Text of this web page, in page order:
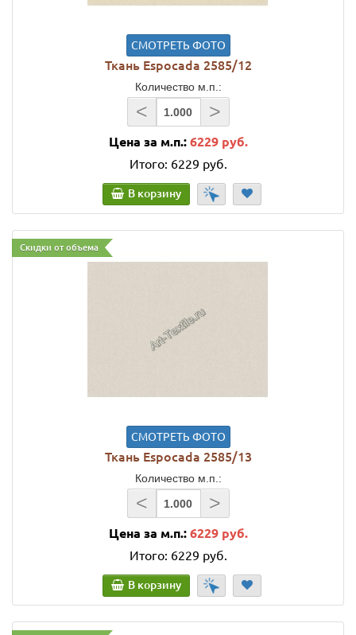
СМОТРЕТЬ ФОТО
Ткань Espocada 2585/12
Количество м.п.:
< >
Цена за м.п.: 6229 руб.
Итого: 6229 руб.
В корзину
Скидки от объема
СМОТРЕТЬ ФОТО
Ткань Espocada 2585/13
Количество м.п.:
< >
Цена за м.п.: 6229 руб.
Итого: 6229 руб.
В корзину